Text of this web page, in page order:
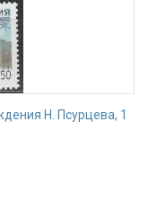
Н. Псурцева, 1